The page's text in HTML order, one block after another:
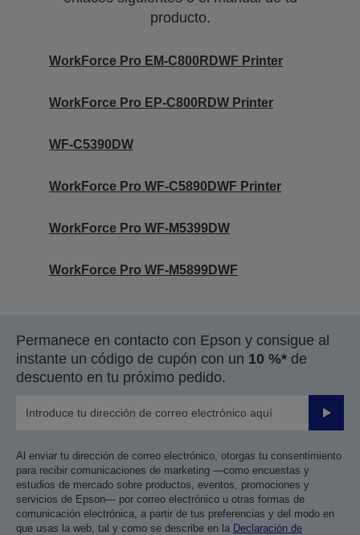
producto.
WorkForce Pro EM-C800RDWF Printer
WorkForce Pro EP-C800RDW Printer
WF-C5390DW
WorkForce Pro WF-C5890DWF Printer
WorkForce Pro WF-M5399DW
WorkForce Pro WF-M5899DWF
Permanece en contacto con Epson y consigue al
instante un código de cupón con un 10 %* de
descuento en tu próximo pedido.
Enviar
Al enviar tu dirección de correo electrónico, otorgas tu consentimiento
para recibir comunicaciones de marketing —como encuestas y
estudios de mercado sobre productos, eventos, promociones y
servicios de Epson— por correo electrónico u otras formas de
comunicación electrónica, a partir de tus preferencias y del modo en
que usas la web, tal y como se describe en la Declaración de